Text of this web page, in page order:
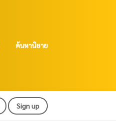
ค้นหานิยาย
Sign up